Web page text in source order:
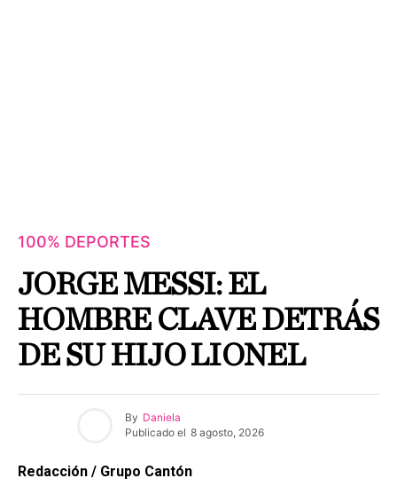
100% DEPORTES
JORGE MESSI: EL
HOMBRE CLAVE DETRÁS
DE SU HIJO LIONEL
By Daniela
Publicado el 8 agosto, 2026
Redacción / Grupo Cantón